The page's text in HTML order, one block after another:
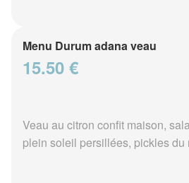
Menu Durum adana veau
15.50 €
Veau au citron confit maison,
plein soleil persillées, pickles du